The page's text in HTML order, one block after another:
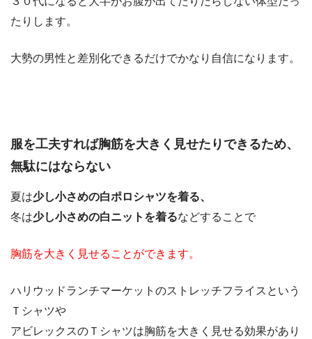
たりします。
大勢の男性と差別化できるだけでかなり自信になります。
服を工夫すれば胸筋を大きく見せたりできるため、
無駄にはならない
夏は少し小さめの白ポロシャツを着る、
冬は少し小さめの白ニットを着るなどすることで
胸筋を大きく見せることができます。
ハリウッドランチマーケットのストレッチフライスという
Ｔシャツや
アビレックスのＴシャツは胸筋を大きく見せる効果があり